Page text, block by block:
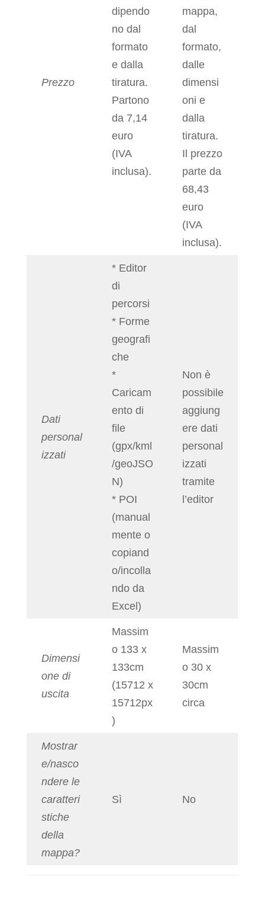
Prezzo
dipendo
no dal
formato
e dalla
tiratura.
Partono
da 7,14
euro
(IVA
inclusa).
mappa,
dal
formato,
dalle
dimensi
oni e
dalla
tiratura.
Il prezzo
parte da
68,43
euro
(IVA
inclusa).
Dati
personal
izzati
* Editor
di
percorsi
* Forme
geografi
che
*
Caricam
ento di
file
(gpx/kml
/geoJSO
N)
* POI
(manual
mente o
copiand
o/incolla
ndo da
Excel)
Non è
possibile
aggiung
ere dati
personal
izzati
tramite
l’editor
Dimensi
one di
uscita
Massim
o 133 x
133cm
(15712 x
15712px
)
Massim
o 30 x
30cm
circa
Mostrar
e/nasco
ndere le
caratteri
stiche
della
mappa?
Sì No